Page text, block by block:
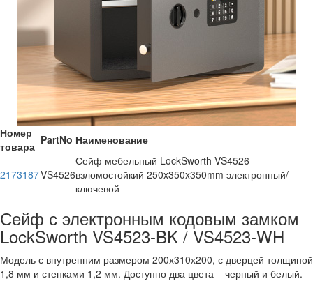
Номер
товара PartNo Наименование
2173187VS4526
Сейф мебельный LockSworth VS4526
взломостойкий 250x350x350mm электронный/
ключевой
Сейф с электронным кодовым замком
LockSworth VS4523-BK / VS4523-WH
Модель с внутренним размером 200х310х200, с дверцей толщиной
1,8 мм и стенками 1,2 мм. Доступно два цвета – черный и белый.